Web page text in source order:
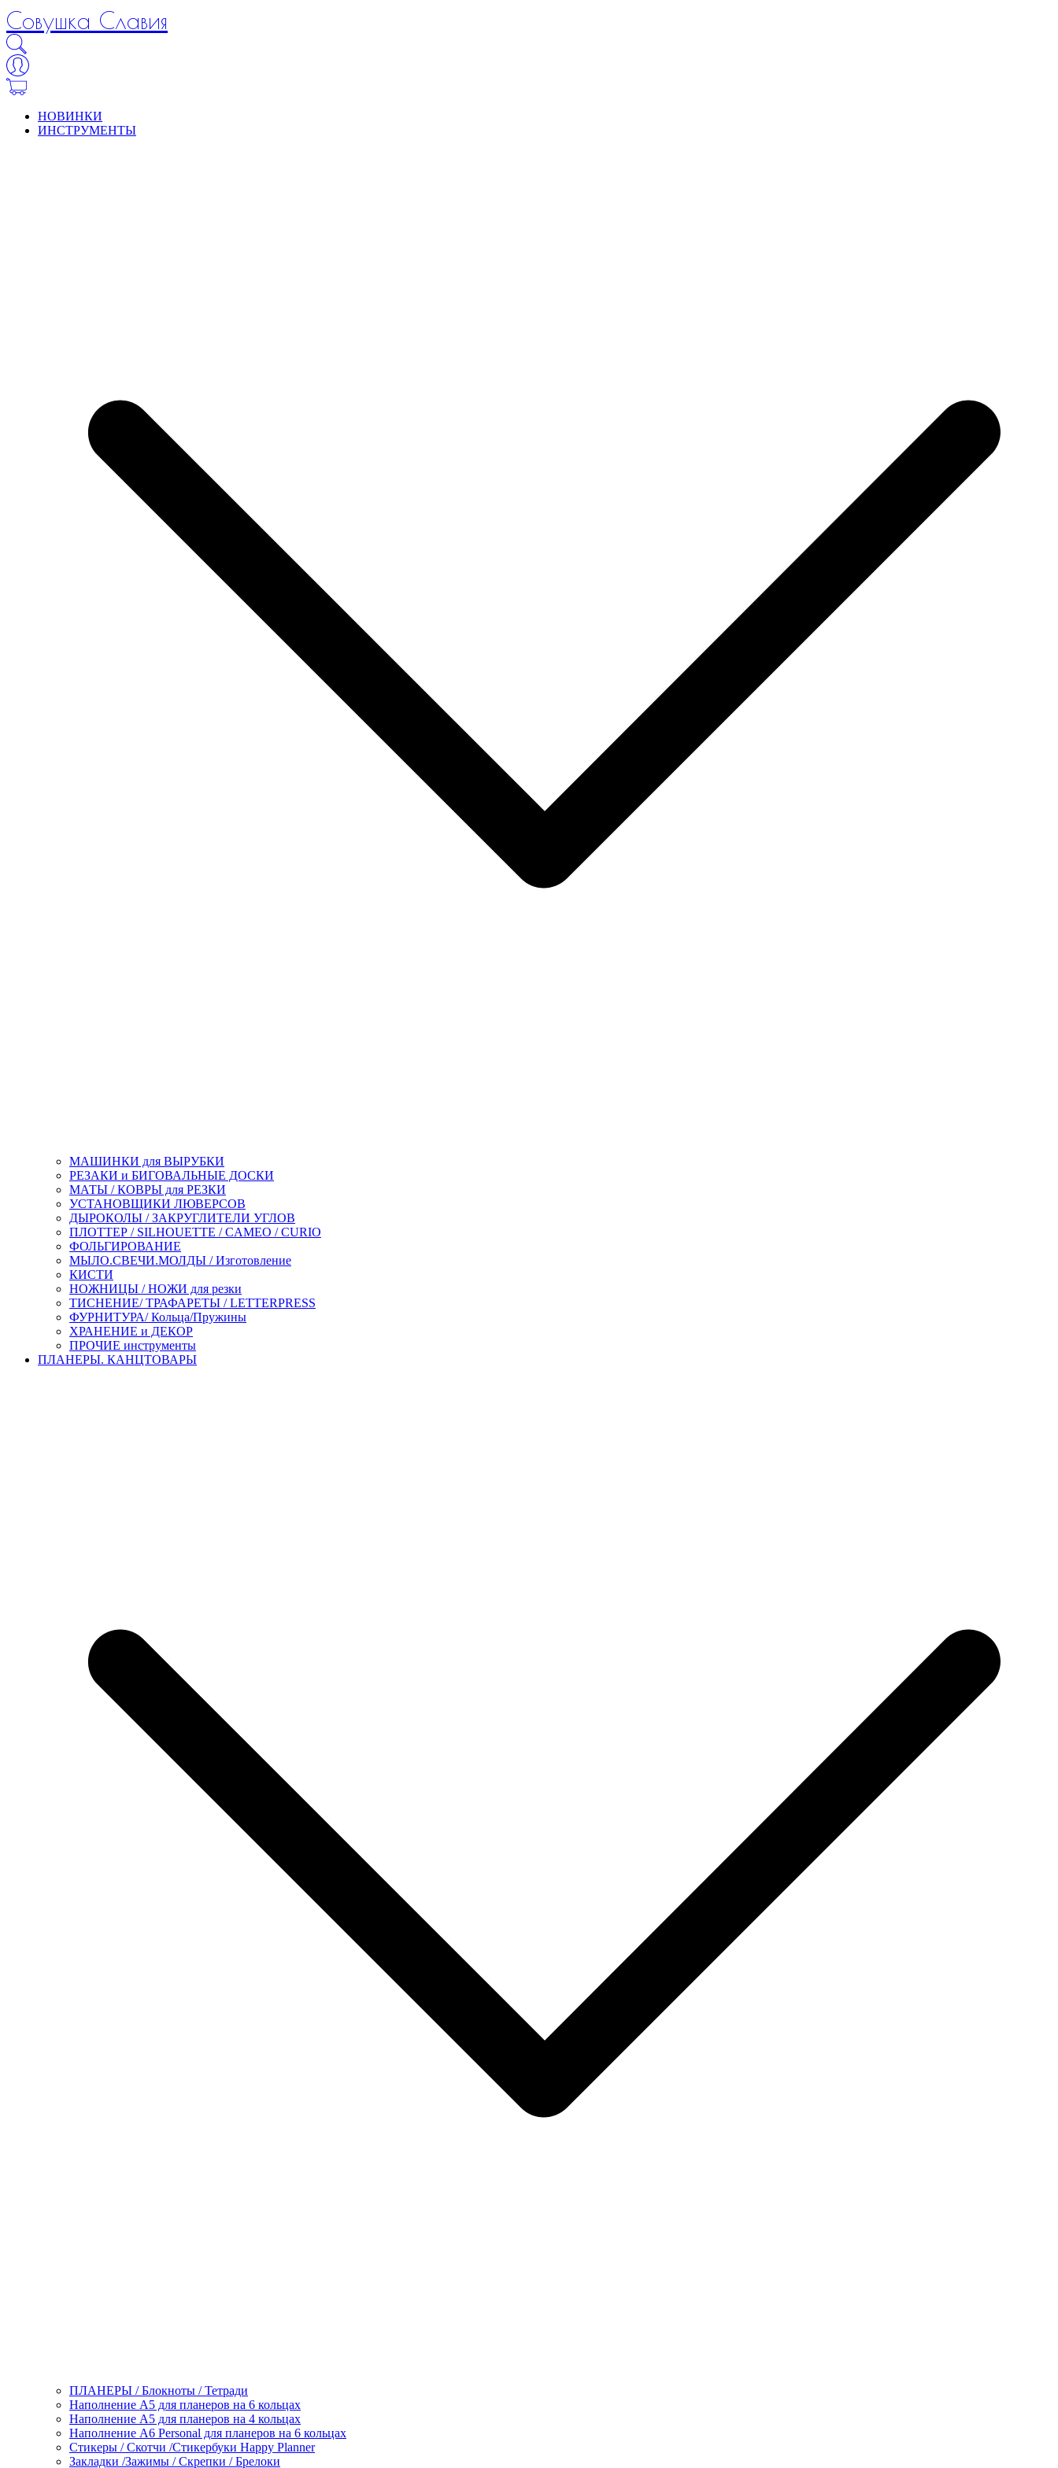
Совушка Славия
НОВИНКИ
ИНСТРУМЕНТЫ
МАШИНКИ для ВЫРУБКИ
РЕЗАКИ и БИГОВАЛЬНЫЕ ДОСКИ
МАТЫ / КОВРЫ для РЕЗКИ
УСТАНОВЩИКИ ЛЮВЕРСОВ
ДЫРОКОЛЫ / ЗАКРУГЛИТЕЛИ УГЛОВ
ПЛОТТЕР / SILHOUETTE / CAMEO / CURIO
ФОЛЬГИРОВАНИЕ
МЫЛО.СВЕЧИ.МОЛДЫ / Изготовление
КИСТИ
НОЖНИЦЫ / НОЖИ для резки
ТИСНЕНИЕ/ ТРАФАРЕТЫ / LETTERPRESS
ФУРНИТУРА/ Кольца/Пружины
ХРАНЕНИЕ и ДЕКОР
ПРОЧИЕ инструменты
ПЛАНЕРЫ. КАНЦТОВАРЫ
ПЛАНЕРЫ / Блокноты / Тетради
Наполнение А5 для планеров на 6 кольцах
Наполнение А5 для планеров на 4 кольцах
Наполнение А6 Personal для планеров на 6 кольцах
Стикеры / Скотчи /Стикербуки Happy Planner
Закладки /Зажимы / Скрепки / Брелоки